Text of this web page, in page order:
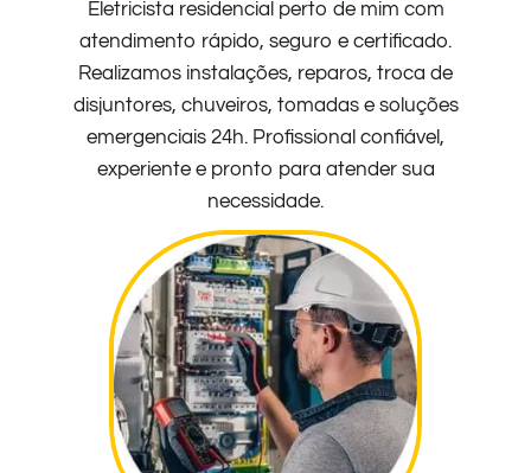
Eletricista residencial perto de mim com
atendimento rápido, seguro e certificado.
Realizamos instalações, reparos, troca de
disjuntores, chuveiros, tomadas e soluções
emergenciais 24h. Profissional confiável,
experiente e pronto para atender sua
necessidade.